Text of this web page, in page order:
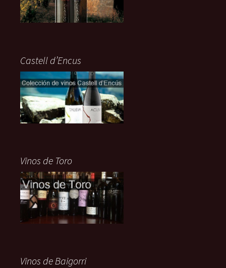
Castell d’Encus
Vinos de Toro
Vinos de Baigorri